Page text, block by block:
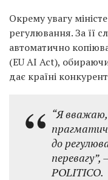
Окрему увагу
регулювання. За її
автоматично
(EU AI Act),
дає країні
“Я
до
перевагу”,
POLITICO.